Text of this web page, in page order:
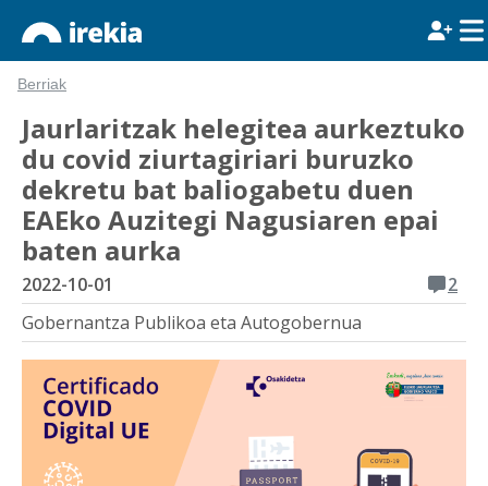
Berriak
Jaurlaritzak helegitea aurkeztuko
du covid ziurtagiriari buruzko
dekretu bat baliogabetu duen
EAEko Auzitegi Nagusiaren epai
baten aurka
2022-10-01
2
Gobernantza Publikoa eta Autogobernua